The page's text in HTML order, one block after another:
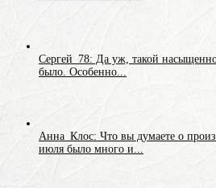
Сергей_78: Да уж, такой
было. Особенно...
Анна_Клос: Что вы думаете о
июля было много и...